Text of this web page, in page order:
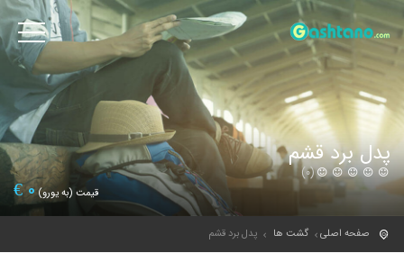
پدل برد قشم
(0)
قیمت (به یورو)0
€
صفحه اصلی گشت ها پدل برد قشم